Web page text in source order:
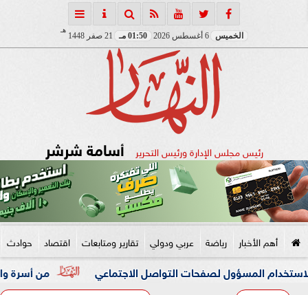
الخميس 01:50 مـ 21 صفر 1448
هـ
رئيس مجلس الإدارة ورئيس التحرير أسامة شرشر
أهم الأخبار رياضة عربي ودولي تقارير ومتابعات اقتصاد حوادث
من أسرة واحدة.. إصابة 13 شخصا فى حادث انقلاب ميكروباص على الصحراوى الشرقى ببنى سويف لصفحات التواصل الاجتماعي